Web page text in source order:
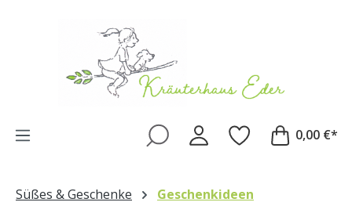
0,00 €*
Süßes & Geschenke Geschenkideen